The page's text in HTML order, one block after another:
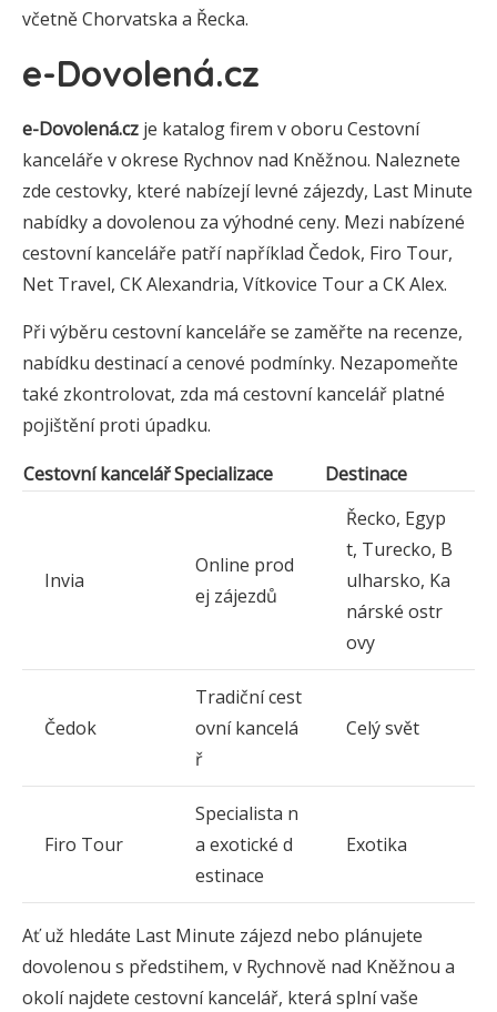
včetně Chorvatska a Řecka.
e-Dovolená.cz
e-Dovolená.cz je katalog firem v oboru Cestovní
kanceláře v okrese Rychnov nad Kněžnou. Naleznete
zde cestovky, které nabízejí levné zájezdy, Last Minute
nabídky a dovolenou za výhodné ceny. Mezi nabízené
cestovní kanceláře patří například Čedok, Firo Tour,
Net Travel, CK Alexandria, Vítkovice Tour a CK Alex.
Při výběru cestovní kanceláře se zaměřte na recenze,
nabídku destinací a cenové podmínky. Nezapomeňte
také zkontrolovat, zda má cestovní kancelář platné
pojištění proti úpadku.
Cestovní kancelářSpecializace Destinace
Invia
Online prod
ej zájezdů
Řecko, Egyp
t, Turecko, B
ulharsko, Ka
nárské ostr
ovy
Čedok
Tradiční cest
ovní kancelá
ř
Celý svět
Firo Tour
Specialista n
a exotické d
estinace
Exotika
Ať už hledáte Last Minute zájezd nebo plánujete
dovolenou s předstihem, v Rychnově nad Kněžnou a
okolí najdete cestovní kancelář, která splní vaše